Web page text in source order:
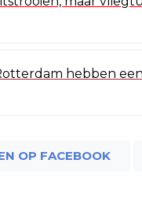
hebben
OP FACEBOOK